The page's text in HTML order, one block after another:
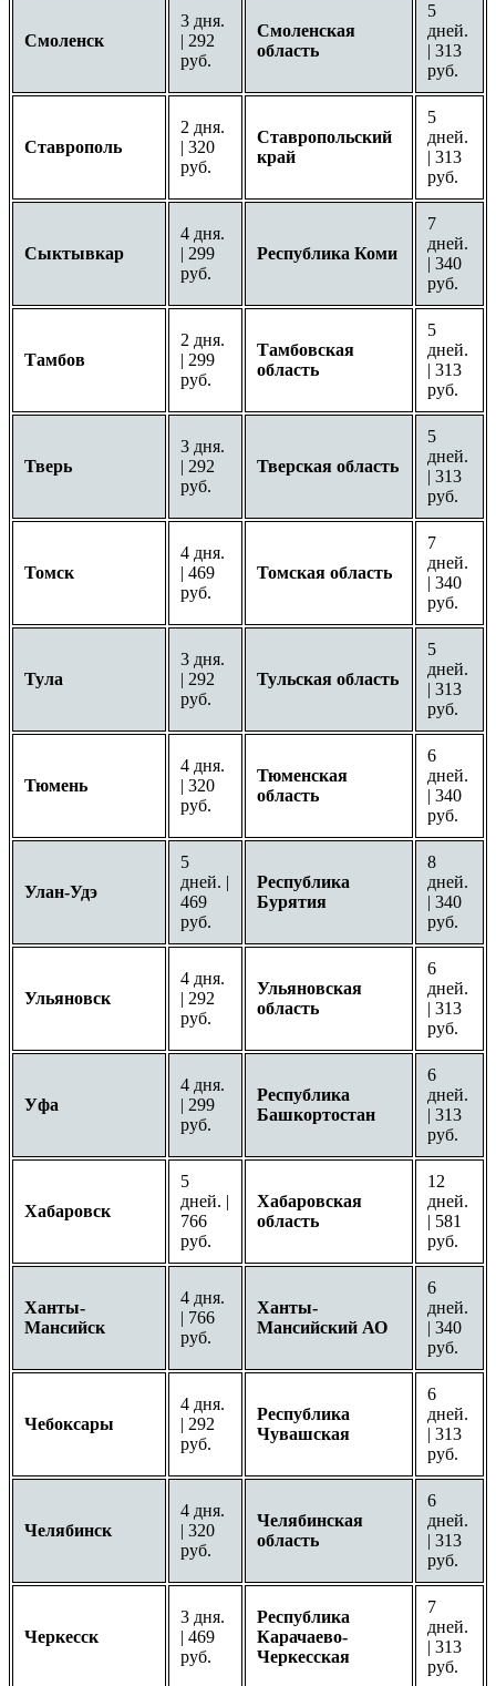
Смоленск
3 дня.
| 292
руб.
Смоленская
область
5
дней.
| 313
руб.
Ставрополь
2 дня.
| 320
руб.
Ставропольский
край
5
дней.
| 313
руб.
Сыктывкар
4 дня.
| 299
руб.
Республика Коми
7
дней.
| 340
руб.
Тамбов
2 дня.
| 299
руб.
Тамбовская
область
5
дней.
| 313
руб.
Тверь
3 дня.
| 292
руб.
Тверская область
5
дней.
| 313
руб.
Томск
4 дня.
| 469
руб.
Томская область
7
дней.
| 340
руб.
Тула
3 дня.
| 292
руб.
Тульская область
5
дней.
| 313
руб.
Тюмень
4 дня.
| 320
руб.
Тюменская
область
6
дней.
| 340
руб.
Улан-Удэ
5
дней. |
469
руб.
Республика
Бурятия
8
дней.
| 340
руб.
Ульяновск
4 дня.
| 292
руб.
Ульяновская
область
6
дней.
| 313
руб.
Уфа
4 дня.
| 299
руб.
Республика
Башкортостан
6
дней.
| 313
руб.
Хабаровск
5
дней. |
766
руб.
Хабаровская
область
12
дней.
| 581
руб.
Ханты-
Мансийск
4 дня.
| 766
руб.
Ханты-
Мансийский АО
6
дней.
| 340
руб.
Чебоксары
4 дня.
| 292
руб.
Республика
Чувашская
6
дней.
| 313
руб.
Челябинск
4 дня.
| 320
руб.
Челябинская
область
6
дней.
| 313
руб.
Черкесск
3 дня.
| 469
руб.
Республика
Карачаево-
Черкесская
7
дней.
| 313
руб.